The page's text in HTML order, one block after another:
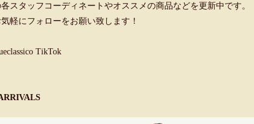
各スタッフコーディネートやオススメの商品などを更新中です。
軽にフォローをお願い致します！
TikTok